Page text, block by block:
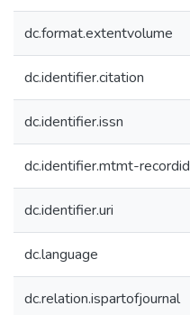
dc.format.extentvolume
dc.identifier.citation
dc.identifier.issn
dc.identifier.mtmt-recordid
dc.identifier.uri
dc.language
dc.relation.ispartofjournal